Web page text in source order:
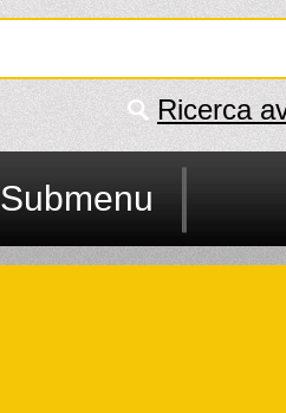
Ricerca
Submenu